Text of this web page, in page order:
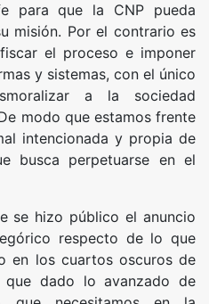
para que la CNP pueda
misión. Por el contrario es
el proceso e imponer
y sistemas, con el único
a la sociedad
modo que estamos frente
intencionada y propia de
busca perpetuarse en el
se hizo público el anuncio
respecto de lo que
en los cuartos oscuros de
dado lo avanzado de